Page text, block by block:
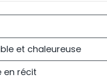
et chaleureuse
en récit